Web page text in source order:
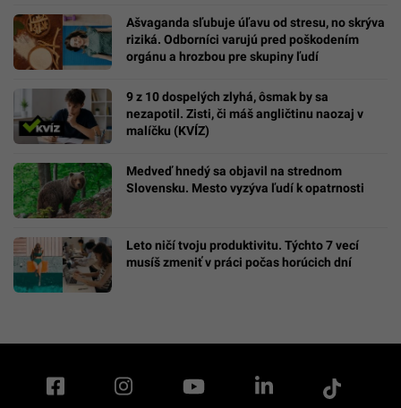
Ašvaganda sľubuje úľavu od stresu, no skrýva
riziká. Odborníci varujú pred poškodením
orgánu a hrozbou pre skupiny ľudí
9 z 10 dospelých zlyhá, ôsmak by sa
nezapotil. Zisti, či máš angličtinu naozaj v
malíčku (KVÍZ)
Medveď hnedý sa objavil na strednom
Slovensku. Mesto vyzýva ľudí k opatrnosti
Leto ničí tvoju produktivitu. Týchto 7 vecí
musíš zmeniť v práci počas horúcich dní